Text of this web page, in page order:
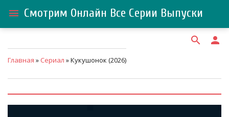
menu Смотрим Онлайн Все Серии Выпуски
search person
Главная » Сериал » Кукушонок (2026)